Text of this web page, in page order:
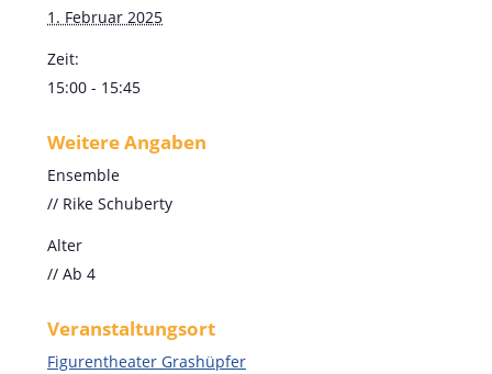
1. Februar 2025
Zeit:
15:00 - 15:45
Veranstaltungsort
Figurentheater Grashüpfer
Weitere Angaben
Ensemble
// Rike Schuberty
Alter
// Ab 4